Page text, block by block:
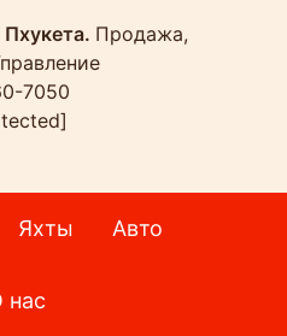
Продажа,
7050
Яхты Авто
нас